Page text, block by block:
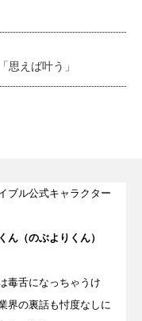
思えば叶う」
ブル公式キャラクター
ん（のぶよりくん）
毒舌になっちゃうけ
界の裏話も忖度なしに